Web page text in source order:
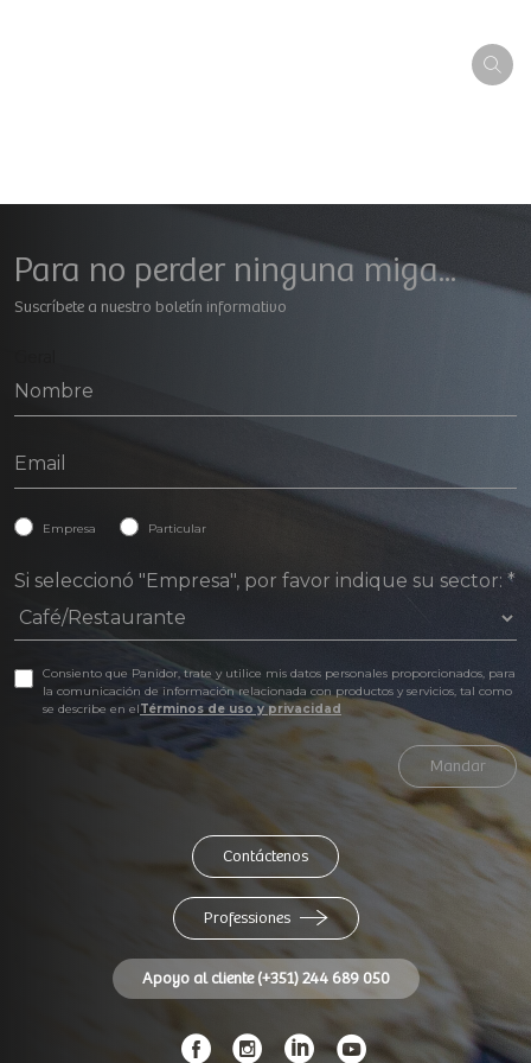
Para no perder ninguna miga...
Suscríbete a nuestro boletín informativo
Empresa Particular
Si seleccionó "Empresa", por favor indique su sector: *
Consiento que Panidor, trate y utilice mis datos personales proporcionados, para
la comunicación de información relacionada con productos y servicios, tal como
se describe en elTérminos de uso y privacidad
Mandar
Contáctenos
Professiones
Apoyo al cliente (+351) 244 689 050